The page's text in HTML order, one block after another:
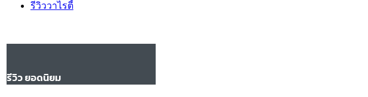
รีวิววาไรตี้
รีวิว ยอดนิยม